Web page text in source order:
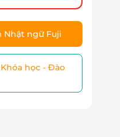
Nhật ngữ Fuji
học - Đào